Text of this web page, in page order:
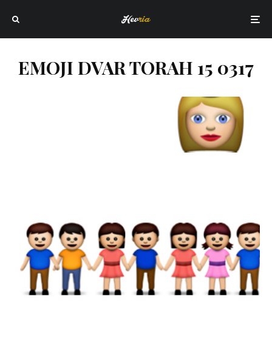
EMOJI DVAR TORAH 15 0317